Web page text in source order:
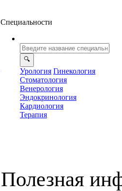
Специальности
Урология Гинекология
Стоматология
енерология
Эндокринология
Кардиология
Терапия
Полезная